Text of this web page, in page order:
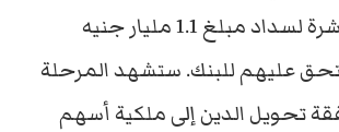
وكذلك IMI مباشرة لسداد مبلغ 1.1 مليار جنيه
عليهم للبنك. ستشهد المرحلة
تحويل الدين إلى ملكية أسهم